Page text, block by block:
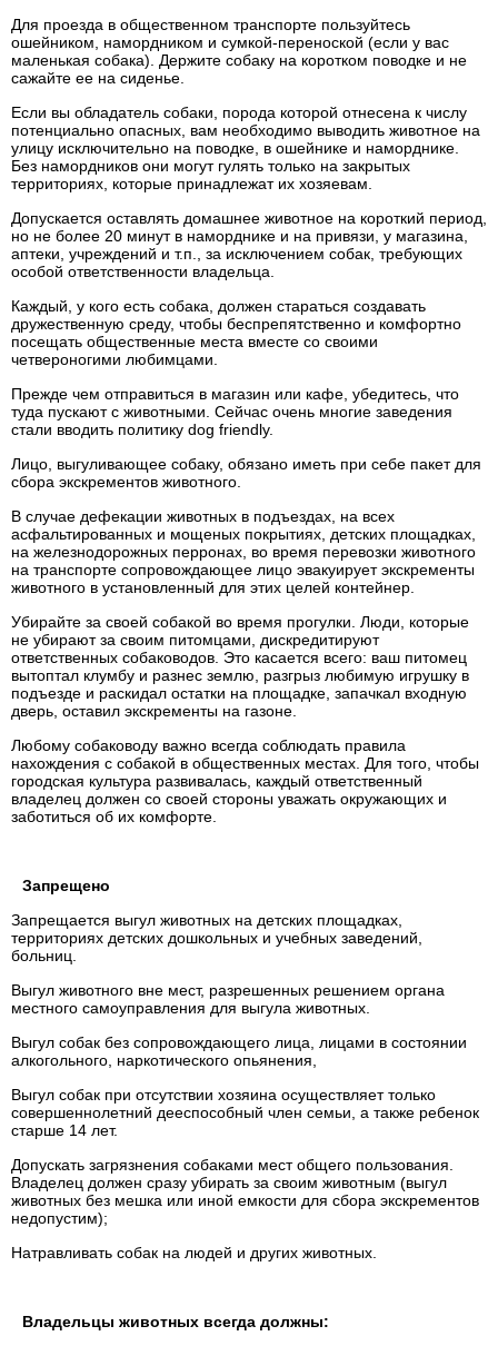
Для проезда в общественном транспорте пользуйтесь
ошейником, намордником и сумкой-переноской (если у вас
маленькая собака). Держите собаку на коротком поводке и не
сажайте ее на сиденье.
Если вы обладатель собаки, порода которой отнесена к числу
потенциально опасных, вам необходимо выводить животное на
улицу исключительно на поводке, в ошейнике и наморднике.
Без намордников они могут гулять только на закрытых
территориях, которые принадлежат их хозяевам.
Допускается оставлять домашнее животное на короткий период,
но не более 20 минут в наморднике и на привязи, у магазина,
аптеки, учреждений и т.п., за исключением собак, требующих
особой ответственности владельца.
Каждый, у кого есть собака, должен стараться создавать
дружественную среду, чтобы беспрепятственно и комфортно
посещать общественные места вместе со своими
четвероногими любимцами.
Прежде чем отправиться в магазин или кафе, убедитесь, что
туда пускают с животными. Сейчас очень многие заведения
стали вводить политику dog friendly.
Лицо, выгуливающее собаку, обязано иметь при себе пакет для
сбора экскрементов животного.
В случае дефекации животных в подъездах, на всех
асфальтированных и мощеных покрытиях, детских площадках,
на железнодорожных перронах, во время перевозки животного
на транспорте сопровождающее лицо эвакуирует экскременты
животного в установленный для этих целей контейнер.
Убирайте за своей собакой во время прогулки. Люди, которые
не убирают за своим питомцами, дискредитируют
ответственных собаководов. Это касается всего: ваш питомец
вытоптал клумбу и разнес землю, разгрыз любимую игрушку в
подъезде и раскидал остатки на площадке, запачкал входную
дверь, оставил экскременты на газоне.
Любому собаководу важно всегда соблюдать правила
нахождения с собакой в общественных местах. Для того, чтобы
городская культура развивалась, каждый ответственный
владелец должен со своей стороны уважать окружающих и
заботиться об их комфорте.
Запрещено
Запрещается выгул животных на детских площадках,
территориях детских дошкольных и учебных заведений,
больниц.
Выгул животного вне мест, разрешенных решением органа
местного самоуправления для выгула животных.
Выгул собак без сопровождающего лица, лицами в состоянии
алкогольного, наркотического опьянения,
Выгул собак при отсутствии хозяина осуществляет только
совершеннолетний дееспособный член семьи, а также ребенок
старше 14 лет.
Допускать загрязнения собаками мест общего пользования.
Владелец должен сразу убирать за своим животным (выгул
животных без мешка или иной емкости для сбора экскрементов
недопустим);
Натравливать собак на людей и других животных.
Владельцы животных всегда должны: